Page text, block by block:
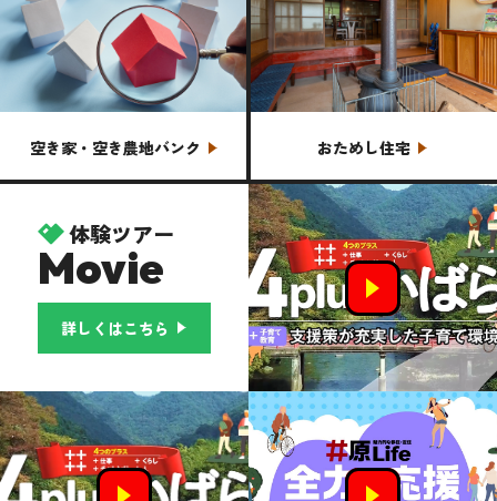
空き家・空き農地バンク おためし住宅
体験ツアー
Movie
詳しくはこちら